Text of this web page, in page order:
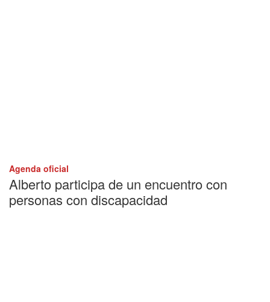
Agenda oficial
Alberto participa de un encuentro con
personas con discapacidad